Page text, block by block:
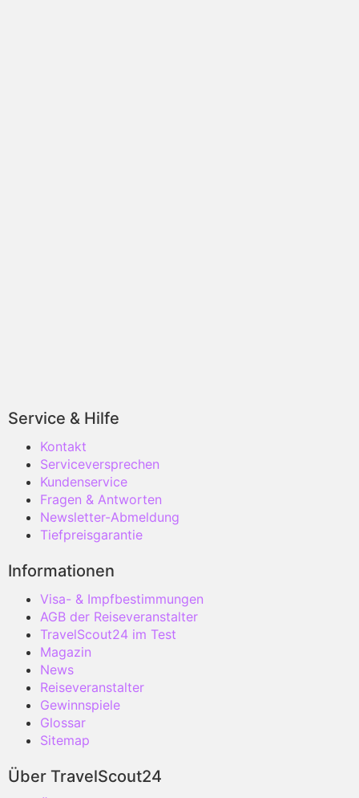
Service & Hilfe
Kontakt
Serviceversprechen
Kundenservice
Fragen & Antworten
Newsletter-Abmeldung
Tiefpreisgarantie
Informationen
Visa- & Impfbestimmungen
AGB der Reiseveranstalter
TravelScout24 im Test
Magazin
News
Reiseveranstalter
Gewinnspiele
Glossar
Sitemap
Über TravelScout24